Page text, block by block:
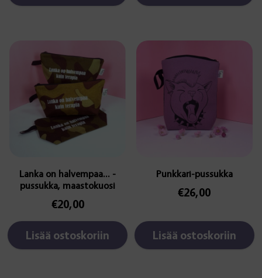
Lanka on halvempaa… -
pussukka, maastokuosi
€20,00
Lisää ostoskoriin
Punkkari-pussukka
€26,00
Lisää ostoskoriin